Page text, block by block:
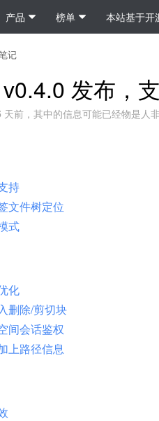
产品 榜单 本站基于开
记
发布，
天前，其中的信息可能已经物是人非
持
文件树定位
式
化
删除/剪切块
间会话鉴权
上路径信息